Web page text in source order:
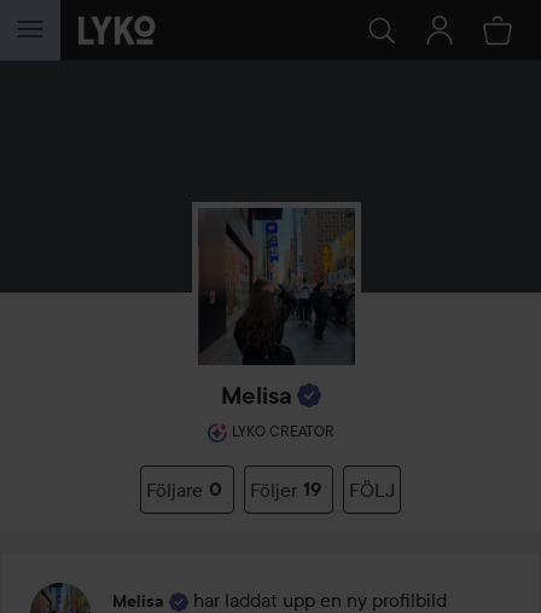
HOPPA TILL INNEHÅLLET
Melisa
LYKO CREATOR
Följare 0 Följer 19 FÖLJ
Melisa har laddat upp en ny profilbild